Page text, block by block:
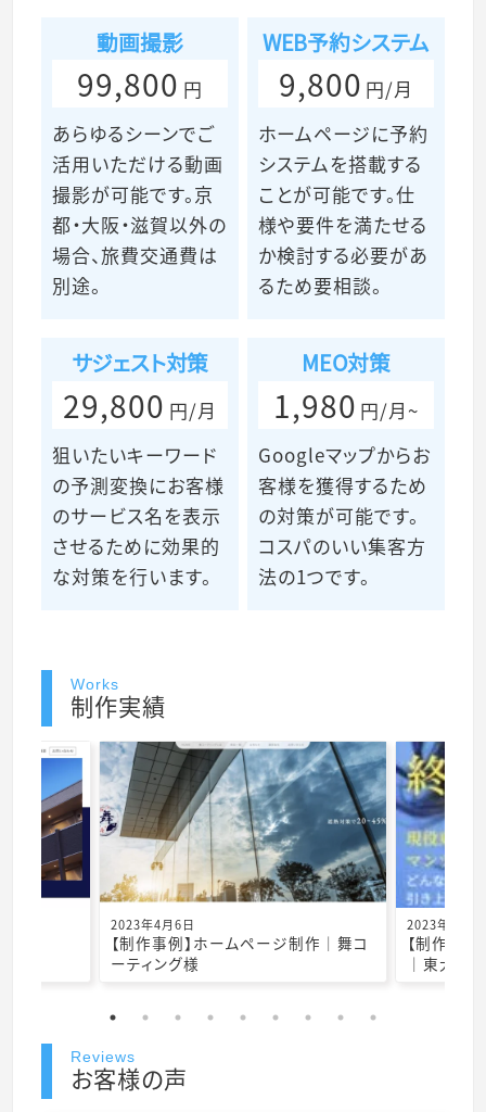
動画撮影
99,800 円
あらゆるシーンでご
活用いただける動画
撮影が可能です。京
都・大阪・滋賀以外の
場合、旅費交通費は
別途。
WEB予約システム
9,800 円/月
ホームページに予約
システムを搭載する
ことが可能です。仕
様や要件を満たせる
か検討する必要があ
るため要相談。
サジェスト対策
29,800 円/月
狙いたいキーワード
の予測変換にお客様
のサービス名を表示
させるために効果的
な対策を行います。
MEO対策
1,980 円/月~
Googleマップからお
客様を獲得するため
の対策が可能です。
コスパのいい集客方
法の1つです。
Works
制作実績
2023年4月6日
【制作事例】ホームページ制作｜舞コ
ーティング様
2023年4月5
【制作事
｜東大個
Reviews
お客様の声